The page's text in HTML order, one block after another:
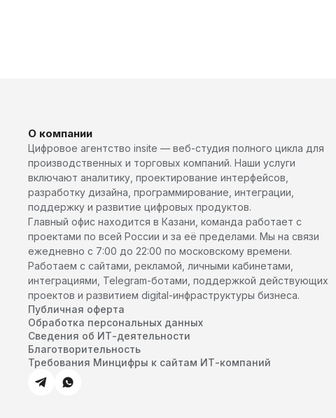
О компании
Цифровое агентство insite — веб-студия полного цикла для
производственных и торговых компаний. Наши услуги
включают аналитику, проектирование интерфейсов,
разработку дизайна, программирование, интеграции,
поддержку и развитие цифровых продуктов.
Главный офис находится в Казани, команда работает с
проектами по всей России и за её пределами. Мы на связи
ежедневно с 7:00 до 22:00 по московскому времени.
Работаем с сайтами, рекламой, личными кабинетами,
интеграциями, Telegram-ботами, поддержкой действующих
проектов и развитием digital-инфраструктуры бизнеса.
Публичная оферта
Обработка персональных данных
Сведения об ИТ-деятельности
Благотворительность
Требования Минцифры к сайтам ИТ-компаний